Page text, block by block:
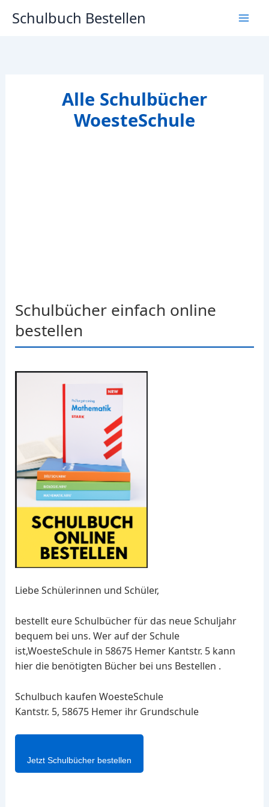
InhaltSchulbuch Bestellen
Alle Schulbücher
WoesteSchule
Schulbücher einfach online
bestellen
Liebe Schülerinnen und Schüler,
bestellt eure Schulbücher für das neue Schuljahr
bequem bei uns. Wer auf der Schule
ist,WoesteSchule in 58675 Hemer Kantstr. 5 kann
hier die benötigten Bücher bei uns Bestellen .
Schulbuch kaufen WoesteSchule
Kantstr. 5, 58675 Hemer ihr Grundschule
Jetzt Schulbücher bestellen